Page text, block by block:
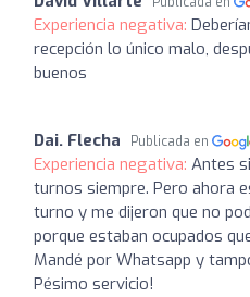
Experiencia negativa:
recepción lo único malo,
buenos
Dai. Flecha Publicada en
Experiencia negativa: Antes
turnos siempre. Pero ahora
turno y me dijeron que no
porque estaban ocupados
Mandé por Whatsapp y
Pésimo servicio!